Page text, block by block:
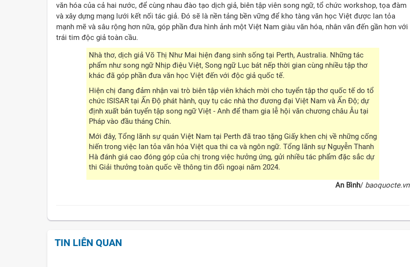
văn hóa của cả hai nước, để cùng nhau đào tạo dịch giả, biên tập viên song ngữ, tổ chức workshop, tọa đàm
và xây dựng mạng lưới kết nối tác giả. Đó sẽ là nền tảng bền vững để kho tàng văn học Việt được lan tỏa
mạnh mẽ và sâu rộng hơn nữa, góp phần đưa hình ảnh một Việt Nam giàu văn hóa, nhân văn đến gần hơn với
trái tim độc giả toàn cầu.
Nhà thơ, dịch giả Võ Thị Như Mai hiện đang sinh sống tại Perth, Australia. Những tác
phẩm như song ngữ Nhịp điệu Việt, Song ngữ Lục bát nếp thời gian cùng nhiều tập thơ
khác đã góp phần đưa văn học Việt đến với độc giả quốc tế.
Hiện chị đang đảm nhận vai trò biên tập viên khách mời cho tuyển tập thơ quốc tế do tổ
chức ISISAR tại Ấn Độ phát hành, quy tụ các nhà thơ đương đại Việt Nam và Ấn Độ; dự
định xuất bản tuyển tập song ngữ Việt - Anh để tham gia lễ hội văn chương châu Âu tại
Pháp vào đầu tháng Chín.
Mới đây, Tổng lãnh sự quán Việt Nam tại Perth đã trao tặng Giấy khen chị về những cống
hiến trong việc lan tỏa văn hóa Việt qua thi ca và ngôn ngữ. Tổng lãnh sự Nguyễn Thanh
Hà đánh giá cao đóng góp của chị trong việc hưởng ứng, gửi nhiều tác phẩm đặc sắc dự
thi Giải thưởng toàn quốc về thông tin đối ngoại năm 2024.
An Bình/ baoquocte.vn
TIN LIÊN QUAN